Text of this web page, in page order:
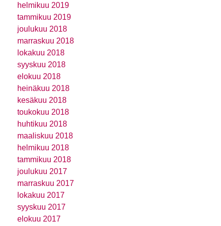
helmikuu 2019
tammikuu 2019
joulukuu 2018
marraskuu 2018
lokakuu 2018
syyskuu 2018
elokuu 2018
heinäkuu 2018
kesäkuu 2018
toukokuu 2018
huhtikuu 2018
maaliskuu 2018
helmikuu 2018
tammikuu 2018
joulukuu 2017
marraskuu 2017
lokakuu 2017
syyskuu 2017
elokuu 2017